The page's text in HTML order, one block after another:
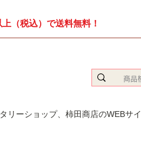
上（税込）で送料無料！
ーショップ、柿田商店のWEBサイ